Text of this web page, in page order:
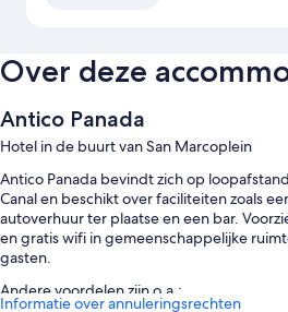
Over deze
Antico Panada
Hotel in de buurt van San Marcoplein
Antico Panada bevindt zich op
Canal en beschikt over faciliteiten zoals
autoverhuur ter plaatse en een bar.
en gratis wifi in gemeenschappelijke
gasten.
Andere voordelen zijn o.a.:
Informatie over annuleringsrechten